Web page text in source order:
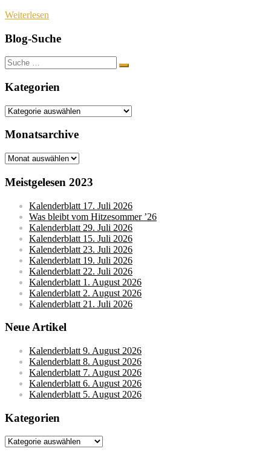
Weiterlesen
Blog-Suche
Suche
nach:
Kategorien
Kategorien
Monatsarchive
Monatsarchive
Meistgelesen 2023
Kalenderblatt 17. Juli 2026
Was bleibt vom Hitzesommer ’26
Kalenderblatt 29. Juli 2026
Kalenderblatt 15. Juli 2026
Kalenderblatt 23. Juli 2026
Kalenderblatt 19. Juli 2026
Kalenderblatt 22. Juli 2026
Kalenderblatt 1. August 2026
Kalenderblatt 2. August 2026
Kalenderblatt 21. Juli 2026
Neue Artikel
Kalenderblatt 9. August 2026
Kalenderblatt 8. August 2026
Kalenderblatt 7. August 2026
Kalenderblatt 6. August 2026
Kalenderblatt 5. August 2026
Kategorien
Kategorien